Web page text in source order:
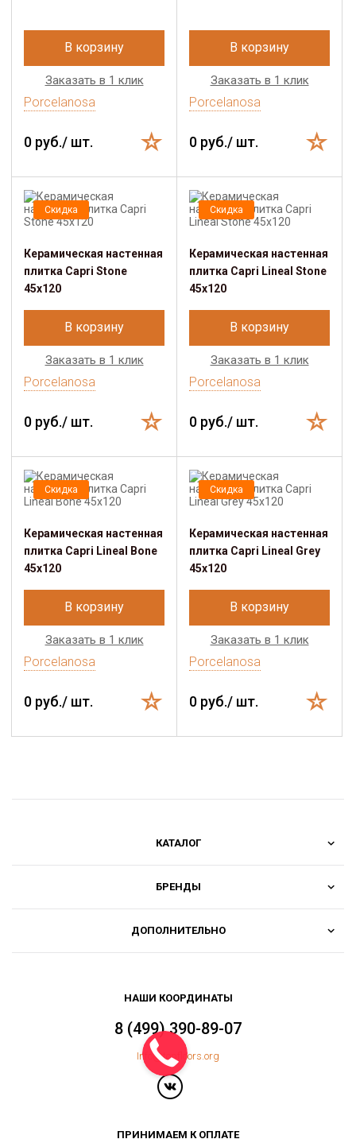
В корзину
Заказать в 1 клик
Porcelanosa
0 руб./ шт.
В корзину
Заказать в 1 клик
Porcelanosa
0 руб./ шт.
Скидка
Керамическая настенная
плитка Capri Stone
45x120
В корзину
Заказать в 1 клик
Porcelanosa
0 руб./ шт.
Скидка
Керамическая настенная
плитка Capri Lineal Stone
45x120
В корзину
Заказать в 1 клик
Porcelanosa
0 руб./ шт.
Скидка
Керамическая настенная
плитка Capri Lineal Bone
45x120
В корзину
Заказать в 1 клик
Porcelanosa
0 руб./ шт.
Скидка
Керамическая настенная
плитка Capri Lineal Grey
45x120
В корзину
Заказать в 1 клик
Porcelanosa
0 руб./ шт.
КАТАЛОГ
БРЕНДЫ
ДОПОЛНИТЕЛЬНО
НАШИ КООРДИНАТЫ
8 (499) 390-89-07
Info@topfloors.org
ПРИНИМАЕМ К ОПЛАТЕ